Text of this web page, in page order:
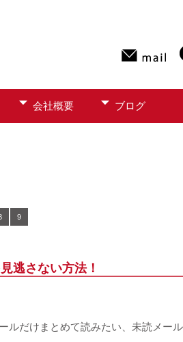
会社概要 ブログ
9
逃さない方法！
だけまとめて読みたい、未読メー